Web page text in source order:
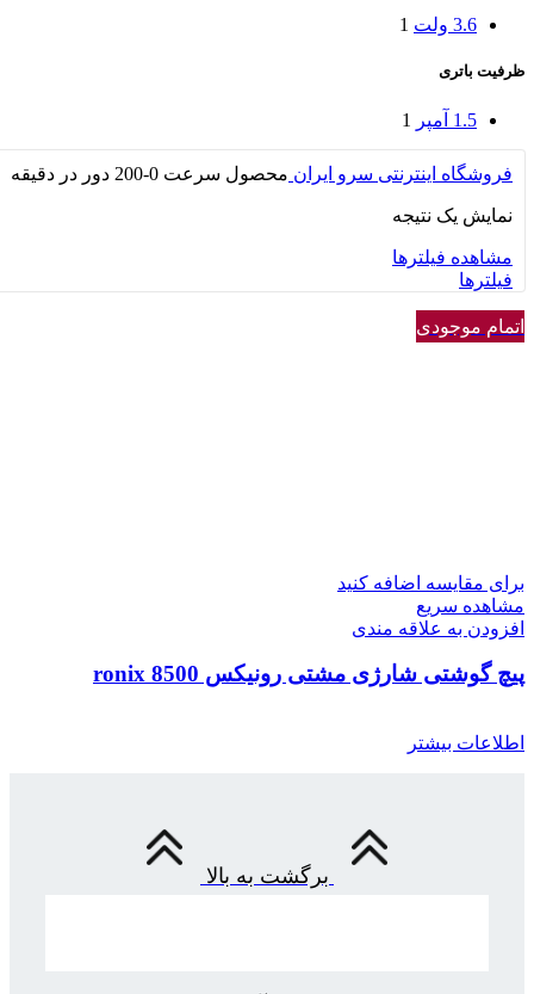
3.6 ولت 1
ظرفیت باتری
1.5 آمپر 1
فروشگاه اینترنتی سرو ایران محصول سرعت 0-200 دور در دقیقه
نمایش یک نتیجه
مشاهده فیلترها
فیلترها
اتمام موجودی
برای مقایسه اضافه کنید
مشاهده سریع
افزودن به علاقه مندی
پیچ گوشتی شارژی مشتی رونیکس 8500 ronix
اطلاعات بیشتر
برگشت به بالا